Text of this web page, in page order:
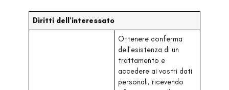
Diritti dell’interessato
Ottenere conferma
dell’esistenza di un
trattamento e
accedere ai vostri dati
personali, ricevendo